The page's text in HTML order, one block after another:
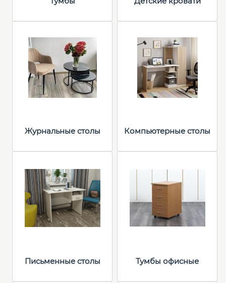
Журнальные столы Компьютерные столы
Письменные столы Тумбы офисные